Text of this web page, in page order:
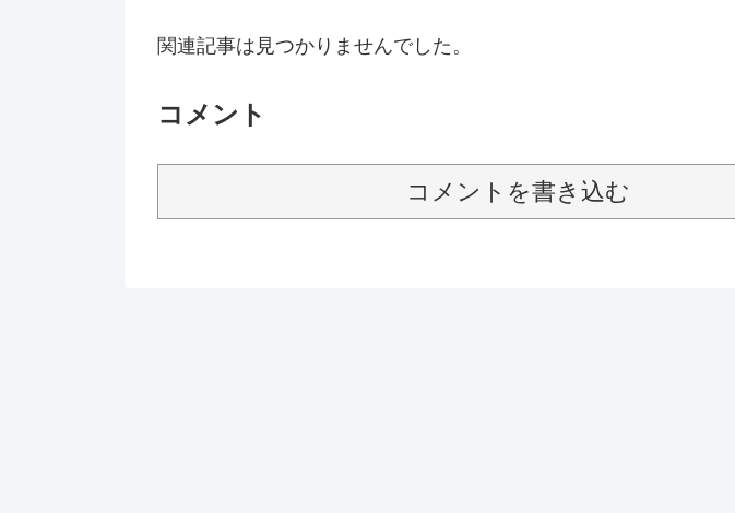
関連記事は見つかりませんでした。
コメント
コメントを書き込む